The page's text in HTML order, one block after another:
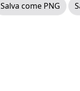
Salva come PNG